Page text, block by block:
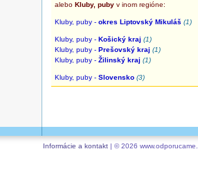
alebo Kluby, puby v inom regióne:
Kluby, puby - okres Liptovský Mikuláš (1)
Kluby, puby - Košický kraj (1)
Kluby, puby - Prešovský kraj (1)
Kluby, puby - Žilinský kraj (1)
Kluby, puby - Slovensko (3)
Informácie a kontakt| © 2026